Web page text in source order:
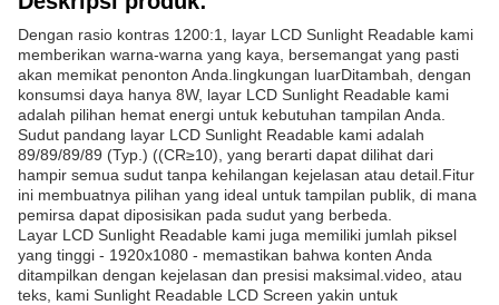
Dengan rasio kontras 1200:1, layar LCD Sunlight Readable kami
memberikan warna-warna yang kaya, bersemangat yang pasti
akan memikat penonton Anda.lingkungan luarDitambah, dengan
konsumsi daya hanya 8W, layar LCD Sunlight Readable kami
adalah pilihan hemat energi untuk kebutuhan tampilan Anda.
Sudut pandang layar LCD Sunlight Readable kami adalah
89/89/89/89 (Typ.) ((CR≥10), yang berarti dapat dilihat dari
hampir semua sudut tanpa kehilangan kejelasan atau detail.Fitur
ini membuatnya pilihan yang ideal untuk tampilan publik, di mana
pemirsa dapat diposisikan pada sudut yang berbeda.
Layar LCD Sunlight Readable kami juga memiliki jumlah piksel
yang tinggi - 1920x1080 - memastikan bahwa konten Anda
ditampilkan dengan kejelasan dan presisi maksimal.video, atau
teks, kami Sunlight Readable LCD Screen yakin untuk